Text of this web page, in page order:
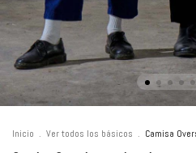
Inicio . Ver todos los básicos . Camisa